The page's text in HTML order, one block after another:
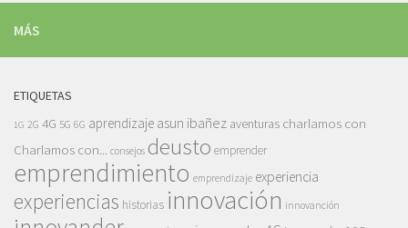
MÁS
ETIQUETAS
1G 2G 4G 5G 6G aprendizaje asun ibañez aventuras charlamos con
Charlamos con... consejos deusto emprender
emprendimiento emprendizaje experiencia
experiencias historias innovación innovanción